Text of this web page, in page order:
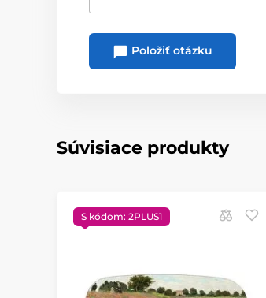
Položiť otázku
Súvisiace produkty
S kódom: 2PLUS1